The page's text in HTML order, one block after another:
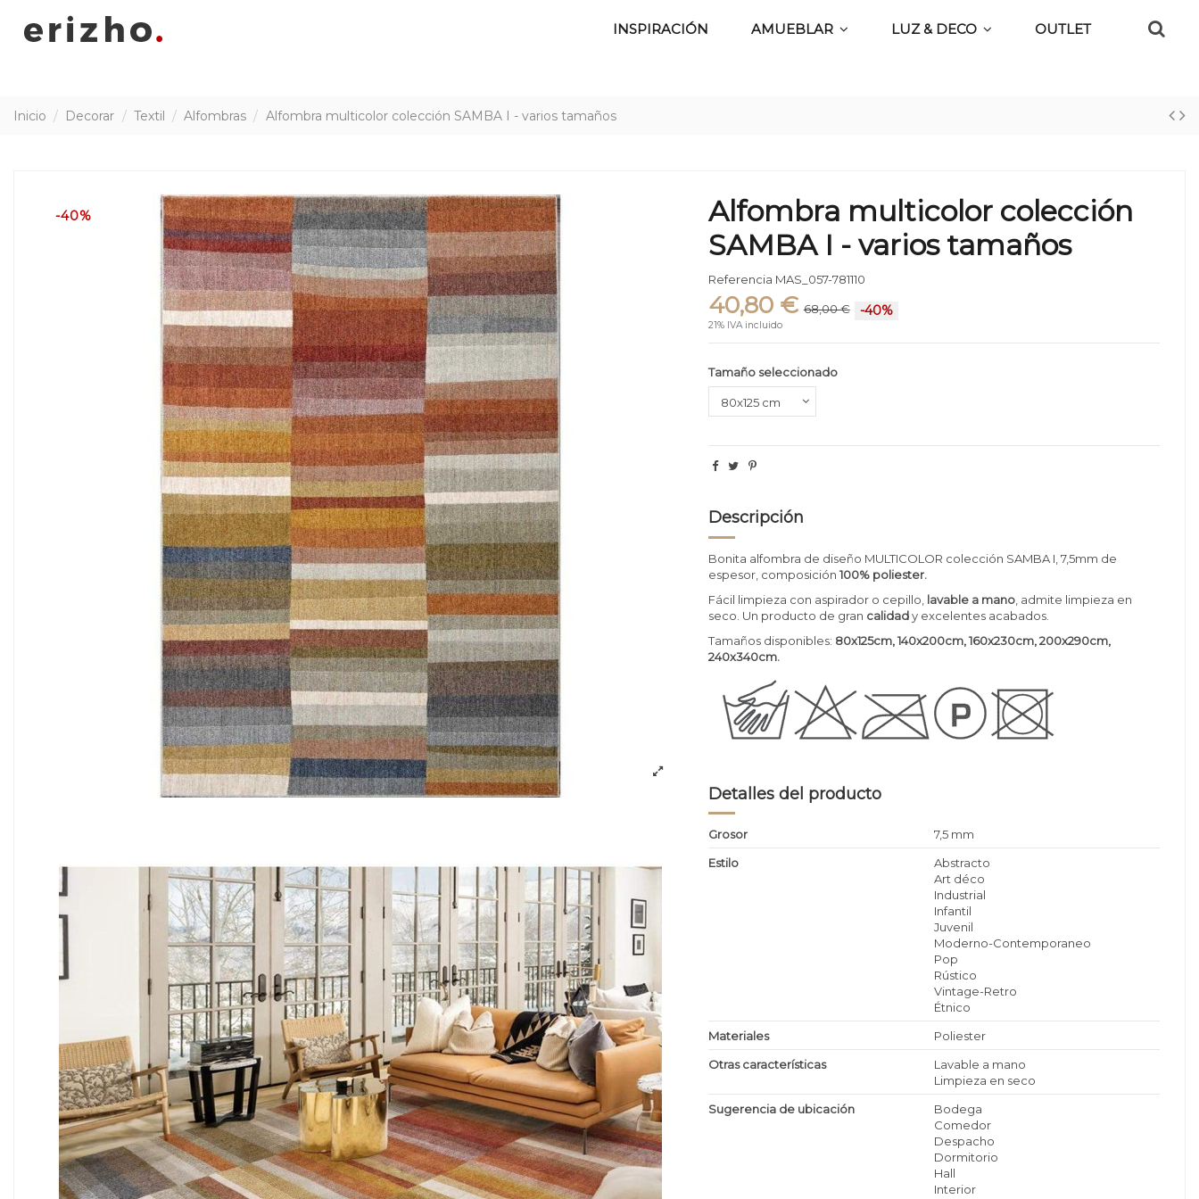
INSPIRACIÓN AMUEBLAR LUZ & DECO OUTLET
Inicio Decorar Textil Alfombras Alfombra multicolor colección SAMBA I - varios tamaños
-40%
Alfombra multicolor colección
SAMBA I - varios tamaños
Referencia MAS_057-781110
40,80 € 68,00 € -40%
21% IVA incluido
Tamaño seleccionado
Descripción
Bonita alfombra de diseño MULTICOLOR colección SAMBA I, 7,5mm de
espesor, composición 100% poliester.
Fácil limpieza con aspirador o cepillo, lavable a mano , admite limpieza en
seco. Un producto de gran calidady excelentes acabados.
Tamaños disponibles: 80x125cm, 140x200cm, 160x230cm, 200x290cm,
240x340cm.
Detalles del producto
Grosor
7,5 mm
Estilo
Abstracto
Art déco
Industrial
Infantil
Juvenil
Moderno-Contemporaneo
Pop
Rústico
Vintage-Retro
Étnico
Materiales
Poliester
Otras características
Lavable a mano
Limpieza en seco
Sugerencia de ubicación
Bodega
Comedor
Despacho
Dormitorio
Hall
Interior